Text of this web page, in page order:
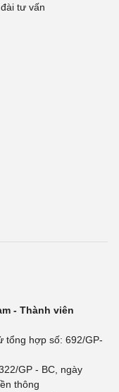
tư vấn
- Thành viên
tổng hợp số: 692/GP-
GP - BC, ngày
thông